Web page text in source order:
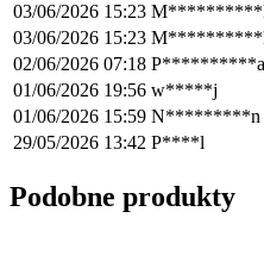
03/06/2026 15:23
03/06/2026 15:23
02/06/2026 07:18 P**********a
01/06/2026 19:56 w*****j
01/06/2026 15:59 N*********n
29/05/2026 13:42 P****l
Podobne produkty